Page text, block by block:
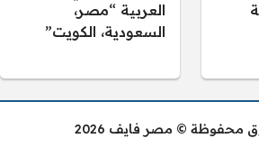
العربية “مصر،
السعودية، الكويت”
محفوظة © مصر فايف 2026